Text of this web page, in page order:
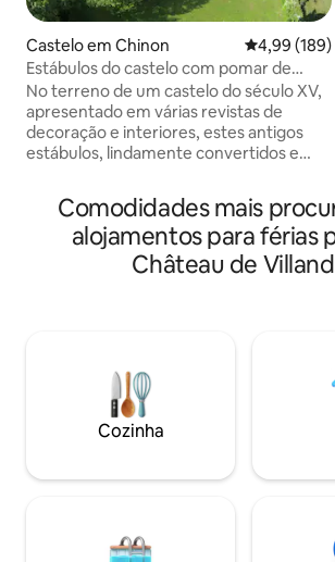
Castelo em Chinon
4,99 (189)
Estábulos do castelo com pomar de
trufas
No terreno de um castelo do século XV,
apresentado em várias revistas de
decoração e interiores, estes antigos
estábulos, lindamente convertidos e
gloriosos com vista para o nosso pomar
de trufas de 10 acres. Cheias de
personalidade e charme, as grossas
paredes de calcário local mantêm a casa
fresca no verão, mas acolhedora
deficiências de qualquer tipo.)
Comodidades mais
alojamentos para férias
Château de
Cozinha